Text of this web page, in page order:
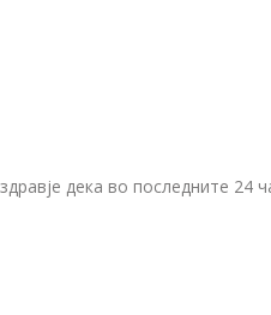
дека во последните 24